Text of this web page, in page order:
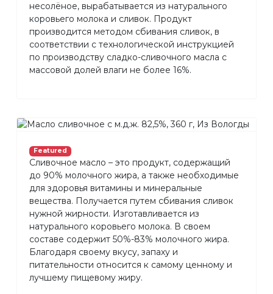
несолёное, вырабатывается из натурального
коровьего молока и сливок. Продукт
производится методом сбивания сливок, в
соответствии с технологической инструкцией
по производству сладко-сливочного масла с
массовой долей влаги не более 16%.
Featured
Сливочное масло – это продукт, содержащий
до 90% молочного жира, а также необходимые
для здоровья витамины и минеральные
вещества. Получается путем сбивания сливок
нужной жирности. Изготавливается из
натурального коровьего молока. В своем
составе содержит 50%-83% молочного жира.
Благодаря своему вкусу, запаху и
питательности относится к самому ценному и
лучшему пищевому жиру.